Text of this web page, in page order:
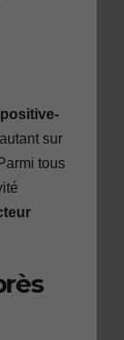
sur
tous